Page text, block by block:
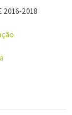
2016-2018